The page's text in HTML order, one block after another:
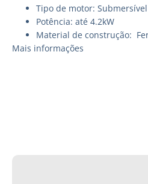
Tipo de motor: Submersível
Potência: até 4.2kW
Material de construção:
Mais informações